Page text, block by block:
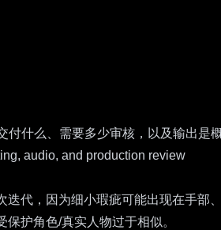
什么、需要多少审核，以及输出是
代，因为细小瑕疵可能出现在手
护角色/真实人物过于相似。